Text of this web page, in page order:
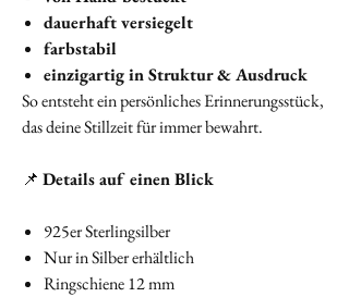
dauerhaft versiegelt
farbstabil
einzigartig in Struktur & Ausdruck
So entsteht ein persönliches Erinnerungsstück,
das deine Stillzeit für immer bewahrt.
📌 Details auf einen Blick
925er Sterlingsilber
Nur in Silber erhältlich
Ringschiene 12 mm